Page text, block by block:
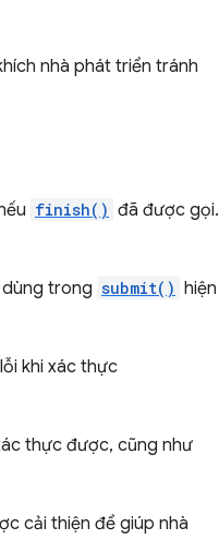
nhà phát triển tránh
finish() đã được gọi.
dùng trong submit() hiện
khi xác thực
thực được, cũng như
cải thiện để giúp nhà